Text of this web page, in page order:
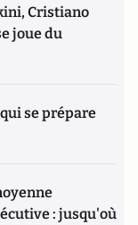
Cristiano
joue du
se prépare
: jusqu'où